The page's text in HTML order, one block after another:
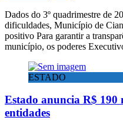
Dados do 3º quadrimestre de
dificuldades, Município de
positivo Para garantir a
município, os poderes
ESTADO
Estado anuncia R$ 190
entidades